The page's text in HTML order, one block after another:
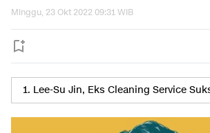
Minggu, 23 Okt 2022 09:31 WIB